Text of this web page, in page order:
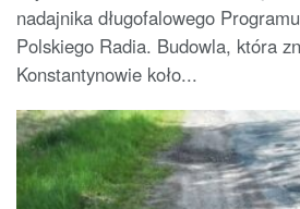
nadajnika długofalowego
Polskiego Radia. Budowla, która
Konstantynowie koło...